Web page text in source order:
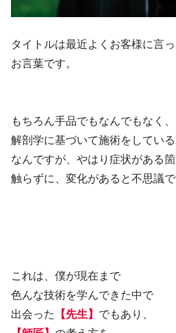
タイトルは最近よくお客様に言っ
お言葉です。
もちろん手品でもなんでもなく、
解剖学に基づいて施術をしてい
なんですが、やはり症状がある
触らずに、変化があると不思議で
これは、僕が現在まで
色んな技術を学んできた中で
出会った
【先生】 でもあり、